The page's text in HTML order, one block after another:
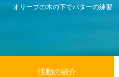
オリーブの木の下でパターの練習
活動の紹介